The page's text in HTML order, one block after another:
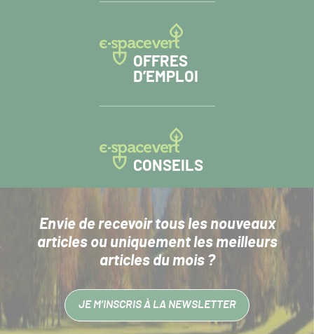
OFFRES
D’EMPLOI
CONSEILS
Envie de recevoir tous les nouveaux
articlesou uniquement les meilleurs
articles du mois ?
JE M’INSCRIS À LA NEWSLETTER